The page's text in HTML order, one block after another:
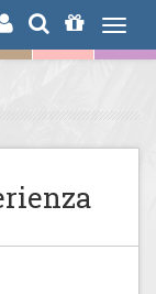
RICERCA